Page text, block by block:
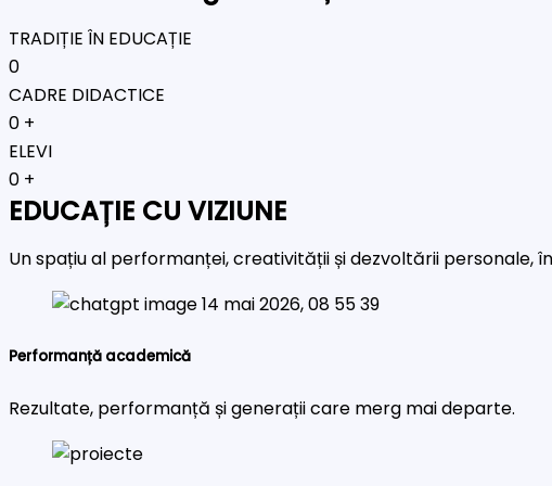
TRADIȚIE ÎN EDUCAȚIE
0
CADRE DIDACTICE
0 +
ELEVI
0 +
EDUCAȚIE CU VIZIUNE
Un spațiu al performanței, creativității și dezvoltării personale,
Performanță academică
Rezultate, performanță și generații care merg mai departe.